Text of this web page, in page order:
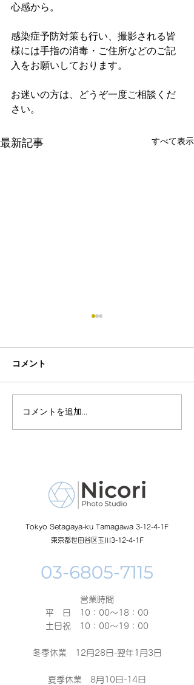
心感から。
感染症予防対策も行い、撮影される皆
様には手指の消毒・ご住所などのご記
入をお願いしております。
お迷いの方は、どうぞ一度ご相談くだ
さい。
最新記事 すべて表示
8月19日-23日 世界写真
の日イベント開催
コメント
コメントを追加…
Tokyo Setagaya-ku Tamagawa 3-12-4-1F
東京都世田谷区玉川3-12-4-1F
営業時間
平 日 10：00～18：00​
土日祝 10：00～19：00
冬季休業 12月28日-翌年1月3日
夏季休業 8月10日-14日